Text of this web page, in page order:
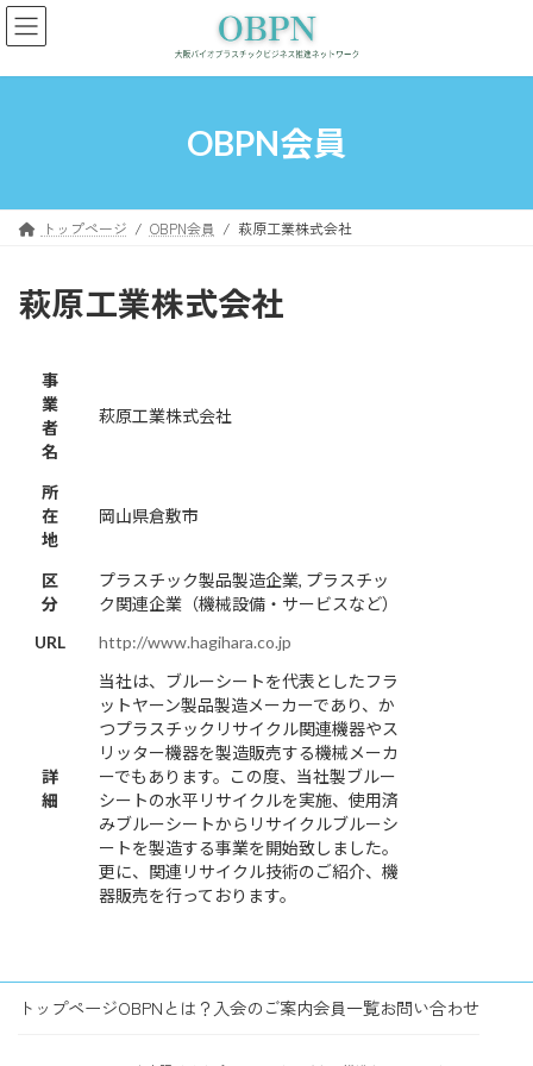
コ
ン
ン
ナ
ビ
ー
OBPN会員
トップページ OBPN会員 萩原工業株式会社
萩原工業株式会社
事
業
者
名
萩原工業株式会社
所
在
地
岡山県倉敷市
区
分
プラスチック製品製造企業, プラスチッ
ク関連企業（機械設備・サービスなど）
URL
http://www.hagihara.co.jp
詳
細
当社は、ブルーシートを代表としたフラ
ットヤーン製品製造メーカーであり、か
つプラスチックリサイクル関連機器やス
リッター機器を製造販売する機械メーカ
ーでもあります。この度、当社製ブルー
シートの水平リサイクルを実施、使用済
みブルーシートからリサイクルブルーシ
ートを製造する事業を開始致しました。
更に、関連リサイクル技術のご紹介、機
器販売を行っております。
トップページOBPNとは？ 入会のご案内会員一覧お問い合わせ